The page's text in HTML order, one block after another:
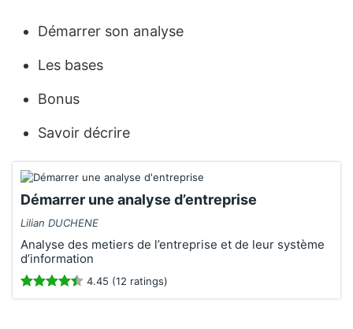
Démarrer son analyse
Les bases
Bonus
Savoir décrire
Démarrer une analyse d’entreprise
Lilian DUCHENE
Analyse des metiers de l’entreprise et de leur système
d’information
4.45 (12 ratings)